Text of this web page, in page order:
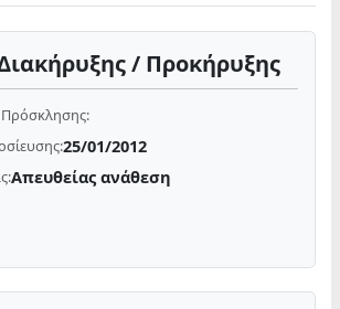
/ Προκήρυξης
25/01/2012
Απευθείας ανάθεση